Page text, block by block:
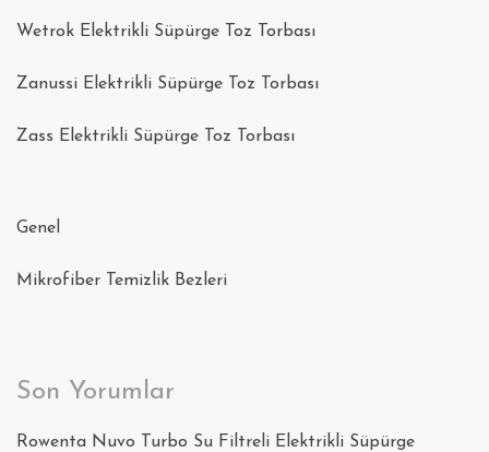
Wetrok Elektrikli Süpürge Toz Torbası
Zanussi Elektrikli Süpürge Toz Torbası
Zass Elektrikli Süpürge Toz Torbası
Genel
Mikrofiber Temizlik Bezleri
Son Yorumlar
Rowenta Nuvo Turbo Su Filtreli Elektrikli Süpürge